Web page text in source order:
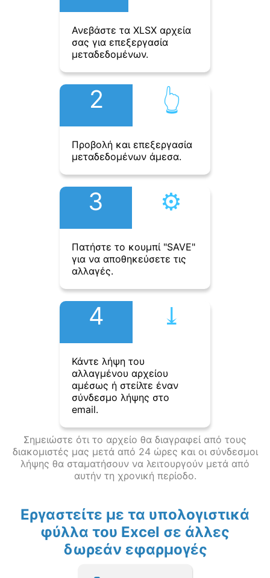
Ανεβάστε τα XLSX αρχεία
σας για επεξεργασία
μεταδεδομένων.
2 👆︎
Προβολή και επεξεργασία
μεταδεδομένων άμεσα.
3 ⚙︎
Πατήστε το κουμπί "SAVE"
για να αποθηκεύσετε τις
αλλαγές.
4 ⤓︎
Κάντε λήψη του
αλλαγμένου αρχείου
αμέσως ή στείλτε έναν
σύνδεσμο λήψης στο
email.
Σημειώστε ότι το αρχείο θα διαγραφεί από τους
διακομιστές μας μετά από 24 ώρες και οι σύνδεσμοι
λήψης θα σταματήσουν να λειτουργούν μετά από
αυτήν τη χρονική περίοδο.
Εργαστείτε με τα υπολογιστικά
φύλλα του Excel σε άλλες
δωρεάν εφαρμογές